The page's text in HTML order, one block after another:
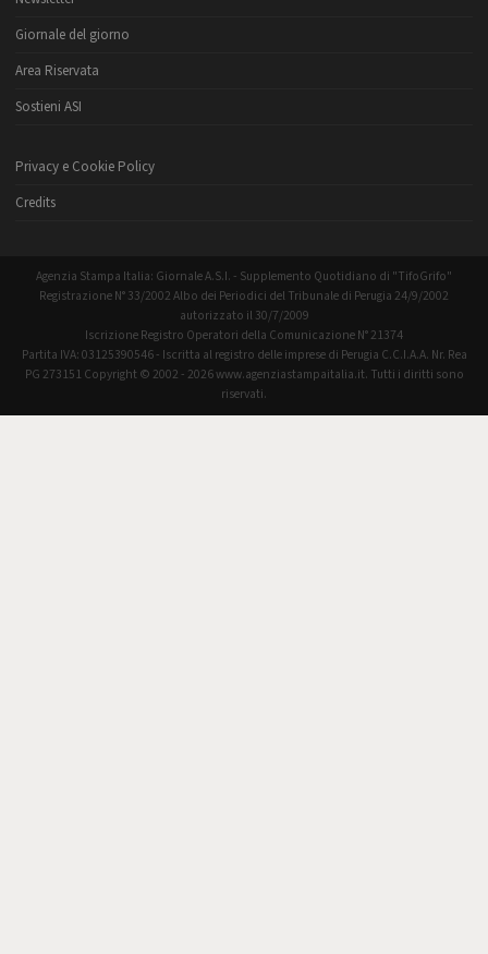
Giornale del giorno
Area Riservata
Sostieni ASI
Privacy e Cookie Policy
Credits
Agenzia Stampa Italia: Giornale A.S.I. - Supplemento Quotidiano di "TifoGrifo"
Registrazione N° 33/2002 Albo dei Periodici del Tribunale di Perugia 24/9/2002
autorizzato il 30/7/2009
Iscrizione Registro Operatori della Comunicazione N° 21374
Partita IVA: 03125390546 - Iscritta al registro delle imprese di Perugia C.C.I.A.A. Nr. Rea
PG 273151 Copyright © 2002 - 2026 www.agenziastampaitalia.it. Tutti i diritti sono
riservati.